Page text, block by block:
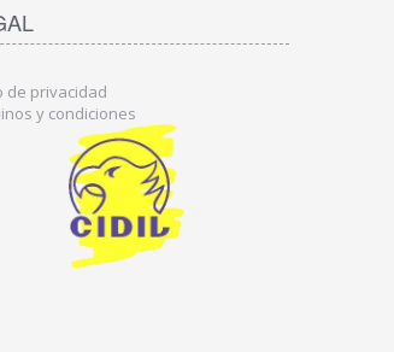
de privacidad
y condiciones